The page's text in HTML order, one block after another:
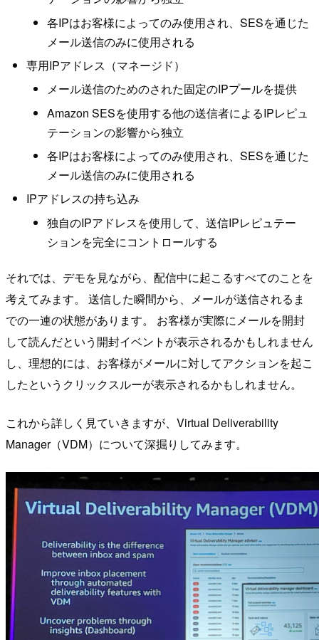
各IPはお客様によってのみ使用され、SESを通じた
メール送信のみに使用される
専用IPアドレス（マネージド）
メール送信のためのされた固定のIPプールを提供
Amazon SESを使用する他の送信者によるIPレピュ
テーションの影響から独立
各IPはお客様によってのみ使用され、SESを通じた
メール送信のみに使用される
IPアドレスの持ち込み
独自のIPアドレスを使用して、送信IPレピュテー
ションを完全にコントロールする
それでは、デモを見ながら、配信中に起こるすべてのことを
考えてみます。 送信した瞬間から、メールが送信されるま
での一連の状態があります。 お客様が実際にメールを開封
して読んだという開封イベントが表示されるかもしれません
し、理想的には、お客様がメールに対してアクションを起こ
したというクリックスルーが表示されるかもしれません。
これから詳しく見ていきますが、Virtual Deliverability
Manager（VDM）について深掘りしてみます。